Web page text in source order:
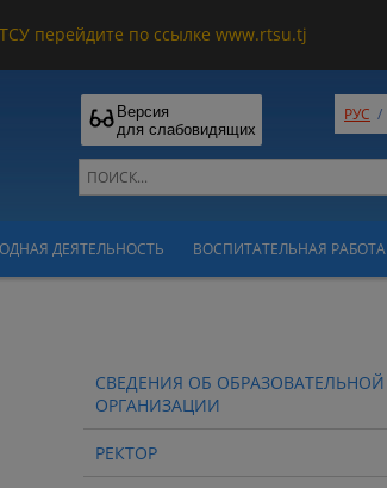
перейдите по ссылке www.rtsu.tj
Версия
для слабовидящих
РУС /
ДЕЯТЕЛЬНОСТЬ ВОСПИТАТЕЛЬНАЯ РАБОТА
СВЕДЕНИЯ ОБ ОБРАЗОВАТЕЛЬНОЙ
ОРГАНИЗАЦИИ
РЕКТОР